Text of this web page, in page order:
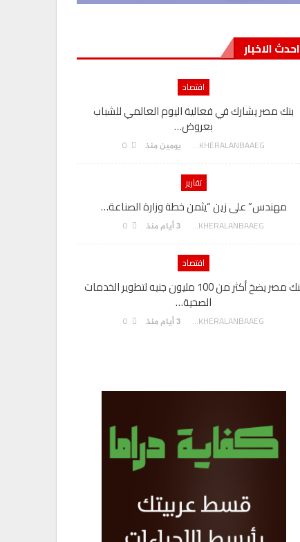
احدث الاخبار
اقتصاد
بنك مصر يشارك في فعالية اليوم العالمي للشباب
بعروض…
AKHERALANBAAEG يومين منذ
تقارير
مهندس” على زين “يثمن خطة وزارة الصناعة…
AKHERALANBAAEG 3 أيام منذ
اقتصاد
بنك مصر يضخ أكثر من 100 مليون جنيه لتطوير الخدمات
الصحية…
AKHERALANBAAEG 3 أيام منذ